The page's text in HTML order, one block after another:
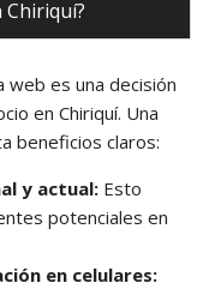
web es una decisión
en Chiriquí. Una
beneficios claros:
y actual:Esto
potenciales en
en celulares: